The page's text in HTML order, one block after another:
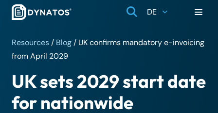
DE
Resources / Blog / UK confirms mandatory e-invoicing
from April 2029
UK sets 2029 start date
for nationwide